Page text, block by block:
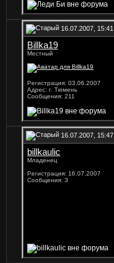
16.07.2007, 15:41
Billka19
Местный
Регистрация: 03.06.2007
Адрес: г. Тюмень
Сообщения: 211
16.07.2007, 15:47
billkaulic
Младенец
Регистрация: 16.07.2007
Сообщения: 3